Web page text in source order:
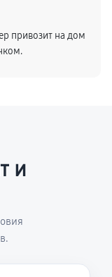
привозит на дом
и